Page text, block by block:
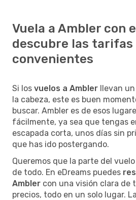
Vuela a Ambler con
descubre las tarifas
convenientes
Si los vuelos a Ambler llevan
la cabeza, este es buen
buscar. Ambler es de esos
fácilmente, ya sea que tengas
escapada corta, unos días sin
que has ido postergando.
Queremos que la parte del
de todo. En eDreams puedes
Ambler con una visión clara de
precios, todo en un solo lugar.